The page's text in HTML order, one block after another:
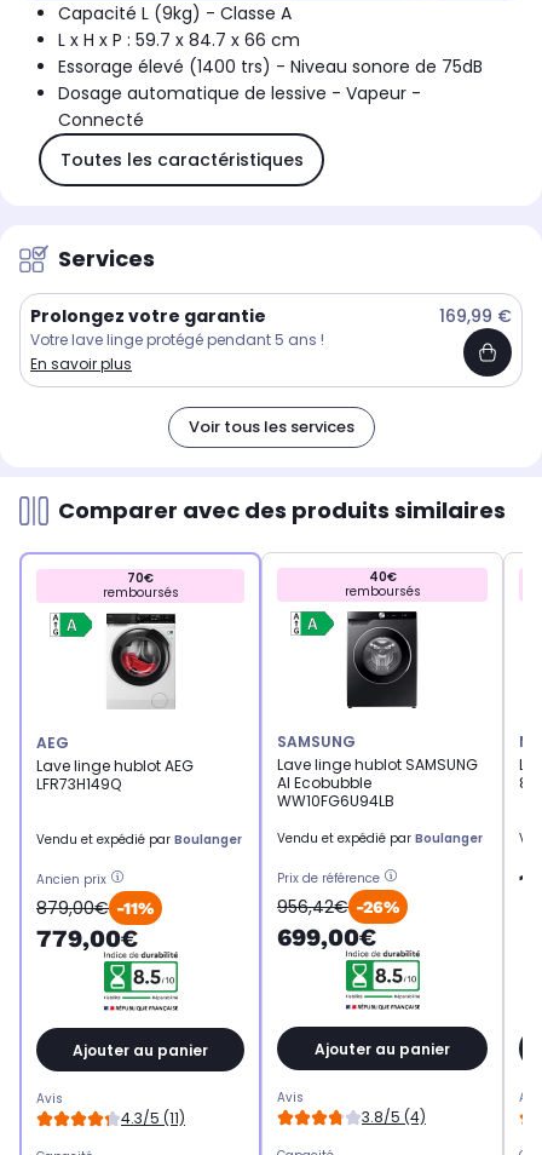
Capacité L (9kg) - Classe A
L x H x P : 59.7 x 84.7 x 66 cm
Essorage élevé (1400 trs) - Niveau sonore de 75dB
Dosage automatique de lessive - Vapeur -
Connecté
Toutes les caractéristiques
Services
Prolongez votre garantie 169,99 €
Votre lave linge protégé pendant 5 ans !
En savoir plus
Voir tous les services
Comparer avec des produits similaires
70€
remboursés
AEG
Lave linge hublot AEG
LFR73H149Q
Vendu et expédié par Boulanger
Ancien prix
879,00€ -11%
779,00€
Ajouter au panier
Avis
4.3/5 (11)
40€
remboursés
SAMSUNG
Lave linge hublot SAMSUNG
AI Ecobubble
WW10FG6U94LB
Vendu et expédié par Boulanger
Prix de référence
956,42€ -26%
699,00€
Ajouter au panier
Avis
3.8/5 (4)